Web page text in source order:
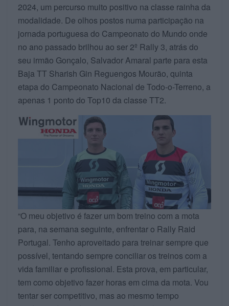
2024, um percurso muito positivo na classe rainha da
modalidade. De olhos postos numa participação na
jornada portuguesa do Campeonato do Mundo onde
no ano passado brilhou ao ser 2º Rally 3, atrás do
seu irmão Gonçalo, Salvador Amaral parte para esta
Baja TT Sharish Gin Reguengos Mourão, quinta
etapa do Campeonato Nacional de Todo-o-Terreno, a
apenas 1 ponto do Top10 da classe TT2.
“O meu objetivo é fazer um bom treino com a mota
para, na semana seguinte, enfrentar o Rally Raid
Portugal. Tenho aproveitado para treinar sempre que
possível, tentando sempre conciliar os treinos com a
vida familiar e profissional. Esta prova, em particular,
tem como objetivo fazer horas em cima da mota. Vou
tentar ser competitivo, mas ao mesmo tempo